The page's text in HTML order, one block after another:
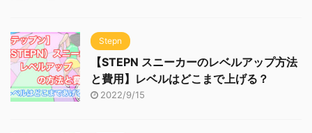
Stepn
【STEPN スニーカーのレベルアップ方法
と費用】レベルはどこまで上げる？
2022/9/15